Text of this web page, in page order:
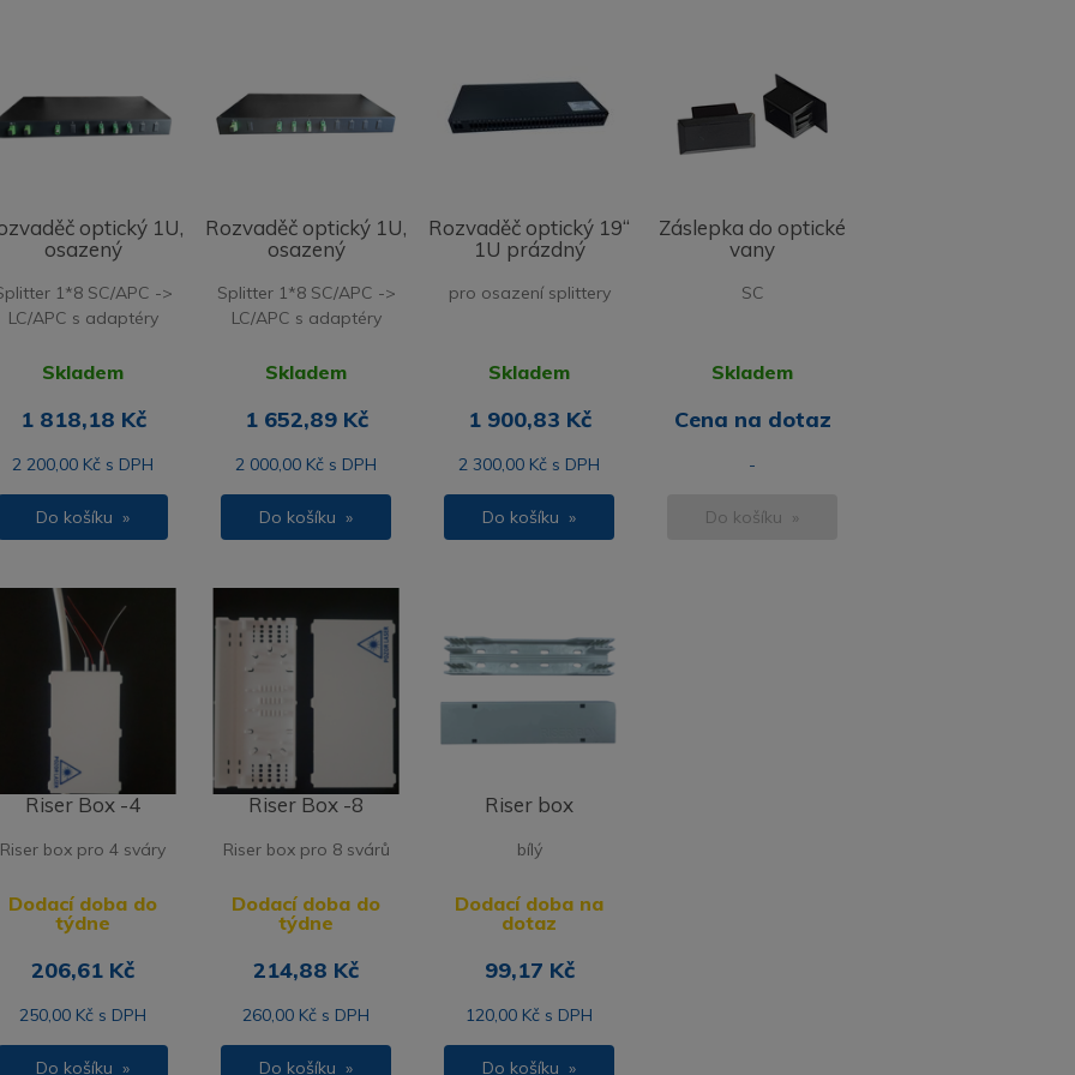
optický 1U,
osazený
1*8 SC/APC ->
LC/APC s adaptéry
Skladem
1 818,18 Kč
2 200,00 Kč s DPH
Do košíku »
Rozvaděč optický 1U,
osazený
Splitter 1*8 SC/APC ->
LC/APC s adaptéry
Skladem
1 652,89 Kč
2 000,00 Kč s DPH
Do košíku »
Rozvaděč optický 19“
1U prázdný
pro osazení splittery
Skladem
1 900,83 Kč
2 300,00 Kč s DPH
Do košíku »
Záslepka do optické
vany
SC
Skladem
Cena na dotaz
-
Do košíku »
Riser Box -4
Riser box pro 4 sváry
Dodací doba do
týdne
206,61 Kč
250,00 Kč s DPH
Do košíku »
Riser Box -8
Riser box pro 8 svárů
Dodací doba do
týdne
214,88 Kč
260,00 Kč s DPH
Do košíku »
Riser box
bílý
Dodací doba na
dotaz
99,17 Kč
120,00 Kč s DPH
Do košíku »